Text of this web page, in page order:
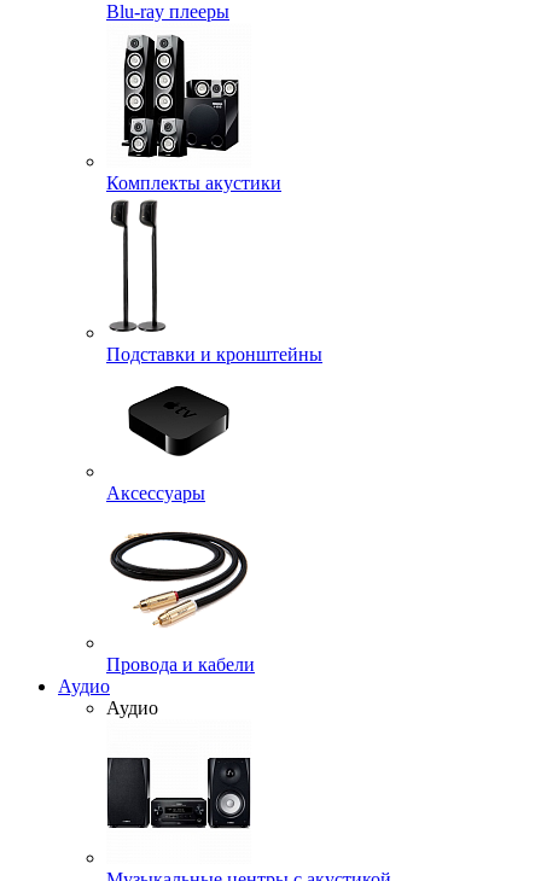
Blu-ray плееры
Комплекты акустики
Подставки и кронштейны
Аксессуары
Провода и кабели
Аудио
Аудио